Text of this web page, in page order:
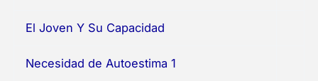
El Joven Y Su Capacidad
Necesidad de Autoestima 1